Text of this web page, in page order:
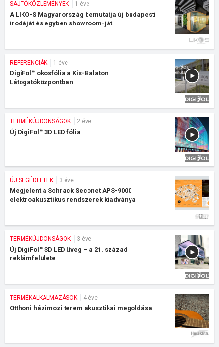
SAJTÓKÖZLEMÉNYEK 1 éve
A LIKO-S Magyarország bemutatja új budapesti
irodáját és egyben showroom-ját
REFERENCIÁK 1 éve
DigiFol™ okosfólia a Kis-Balaton
Látogatóközpontban
TERMÉKÚJDONSÁGOK 2 éve
Új DigiFol™ 3D LED fólia
ÚJ SEGÉDLETEK 3 éve
Megjelent a Schrack Seconet APS-9000
elektroakusztikus rendszerek kiadványa
TERMÉKÚJDONSÁGOK 3 éve
Új DigiFol™ 3D LED üveg – a 21. század
reklámfelülete
TERMÉKALKALMAZÁSOK 4 éve
Otthoni házimozi terem akusztikai megoldása